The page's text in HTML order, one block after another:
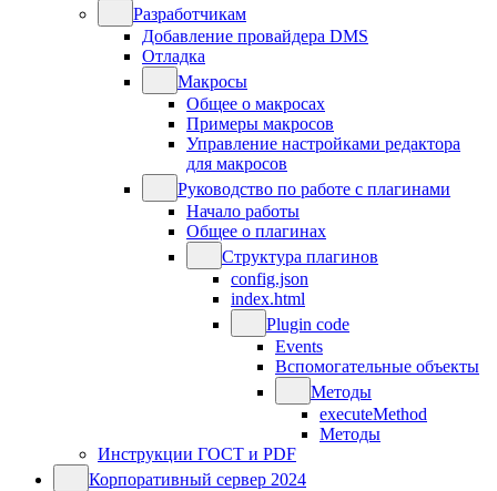
Разработчикам
Добавление провайдера DMS
Отладка
Макросы
Общее о макросах
Примеры макросов
Управление настройками редактора
для макросов
Руководство по работе с плагинами
Начало работы
Общее о плагинах
Структура плагинов
config.json
index.html
Plugin code
Events
Вспомогательные объекты
Методы
executeMethod
Методы
Инструкции ГОСТ и PDF
Корпоративный сервер 2024